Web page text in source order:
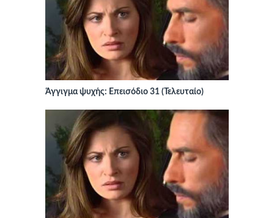
Άγγιγμα ψυχής: Επεισόδιο 31 (Τελευταίο)